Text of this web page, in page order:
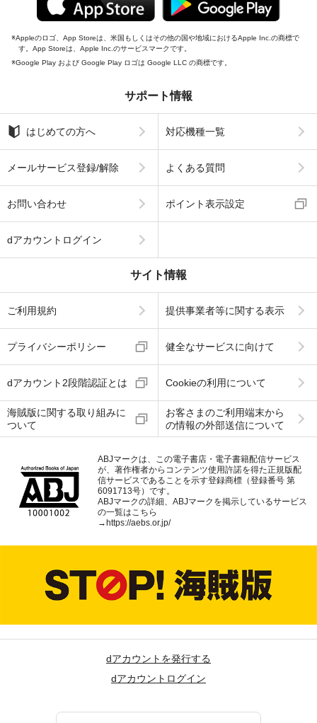
Appleのロゴ、App Storeは、米国もしくはその他の国や地域におけるApple Inc.の商標で
す。App Storeは、Apple Inc.のサービスマークです。
Google Play および Google Play ロゴは Google LLC の商標です。
サポート情報
はじめての方へ 対応機種一覧
メールサービス登録/解除 よくある質問
お問い合わせ ポイント表示設定
dアカウントログイン
サイト情報
ご利用規約 提供事業者等に関する表示
プライバシーポリシー 健全なサービスに向けて
dアカウント2段階認証とは Cookieの利用について
海賊版に関する取り組みに
ついて
お客さまのご利用端末から
の情報の外部送信について
ABJマークは、この電子書店・電子書籍配信サービス
が、著作権者からコンテンツ使用許諾を得た正規版配
信サービスであることを示す登録商標（登録番号 第
6091713号）です。
ABJマークの詳細、ABJマークを掲示しているサービス
の一覧はこちら
→ https://aebs.or.jp/
dアカウントを発行する
dアカウントログイン